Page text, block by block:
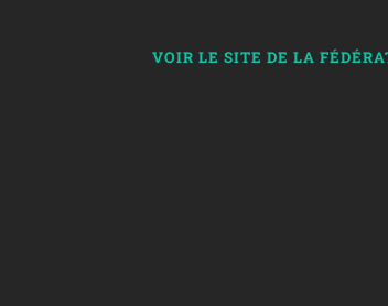
VOIR LE SITE DE LA